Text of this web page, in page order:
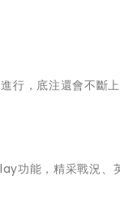
行，底注還會不斷
功能，精采戰況、